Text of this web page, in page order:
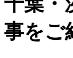
事をご